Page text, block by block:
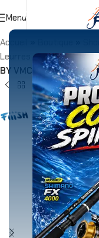
Menu
Accueil
Leurres
»Hameçons
BY VMC – BM120